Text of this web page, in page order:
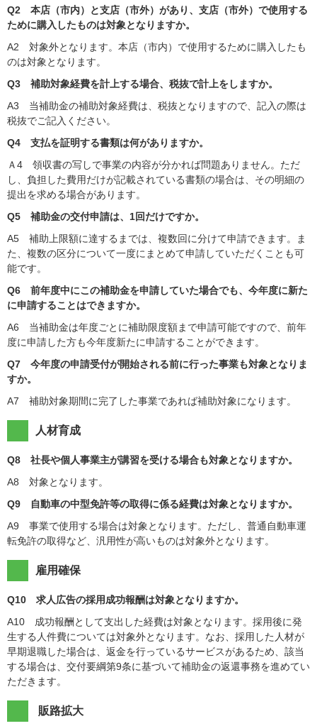
Q2 本店（市内）と支店（市外）があり、支店（市外）で使用する
ために購入したものは対象となりますか。
A2 対象外となります。本店（市内）で使用するために購入したも
のは対象となります。
Q3 補助対象経費を計上する場合、税抜で計上をしますか。
A3 当補助金の補助対象経費は、税抜となりますので、記入の際は
税抜でご記入ください。
Q4 支払を証明する書類は何がありますか。
Ａ4 領収書の写しで事業の内容が分かれば問題ありません。ただ
し、負担した費用だけが記載されている書類の場合は、その明細の
提出を求める場合があります。
Q5 補助金の交付申請は、1回だけですか。
A5 補助上限額に達するまでは、複数回に分けて申請できます。ま
た、複数の区分について一度にまとめて申請していただくことも可
能です。
Q6 前年度中にこの補助金を申請していた場合でも、今年度に新た
に申請することはできますか。
A6 当補助金は年度ごとに補助限度額まで申請可能ですので、前年
度に申請した方も今年度新たに申請することができます。
Q7 今年度の申請受付が開始される前に行った事業も対象となりま
すか。
A7 補助対象期間に完了した事業であれば補助対象になります。
人材育成
Q8 社長や個人事業主が講習を受ける場合も対象となりますか。
A8 対象となります。
Q9 自動車の中型免許等の取得に係る経費は対象となりますか。
A9 事業で使用する場合は対象となります。ただし、普通自動車運
転免許の取得など、汎用性が高いものは対象外となります。
雇用確保
Q10 求人広告の採用成功報酬は対象となりますか。
A10 成功報酬として支出した経費は対象となります。採用後に発
生する人件費については対象外となります。なお、採用した人材が
早期退職した場合は、返金を行っているサービスがあるため、該当
する場合は、交付要綱第9条に基づいて補助金の返還事務を進めてい
ただきます。
販路拡大